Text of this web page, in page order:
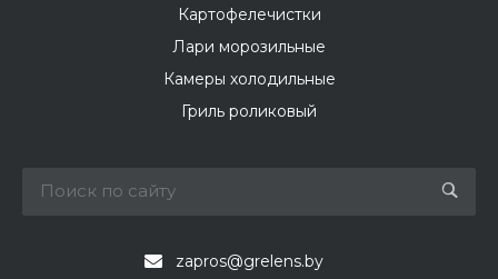
Картофелечистки
Лари морозильные
Камеры холодильные
Гриль роликовый
zapros@grelens.by